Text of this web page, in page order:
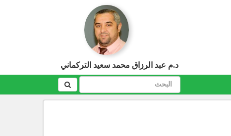
د.م عبد الرزاق محمد سعيد التركماني